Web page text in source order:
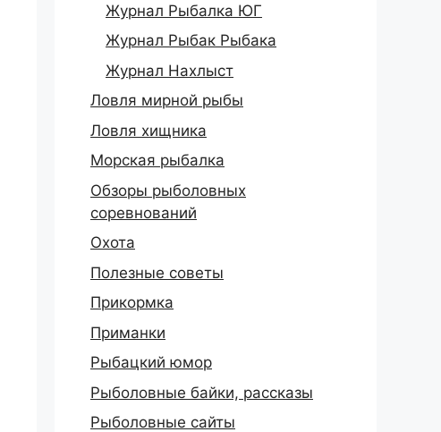
Журнал Рыбалка ЮГ
Журнал Рыбак Рыбака
Журнал Нахлыст
Ловля мирной рыбы
Ловля хищника
Морская рыбалка
Обзоры рыболовных
соревнований
Охота
Полезные советы
Прикормка
Приманки
Рыбацкий юмор
Рыболовные байки, рассказы
Рыболовные сайты